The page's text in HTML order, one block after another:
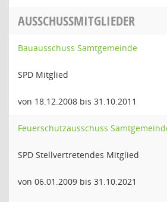
AUSSCHUSSMITGLIEDER
Bauausschuss Samtgemeinde
SPD Mitglied
von 18.12.2008 bis 31.10.2011
Feuerschutzausschuss
SPD Stellvertretendes Mitglied
von 06.01.2009 bis 31.10.2021